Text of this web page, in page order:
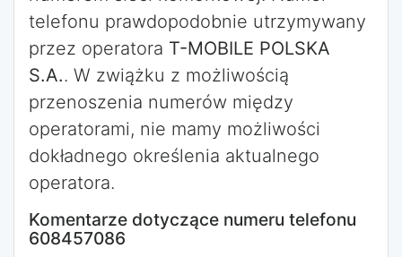
telefonu prawdopodobnie utrzymywany
przez operatora T-MOBILE POLSKA
S.A.. W zwiążku z możliwością
przenoszenia numerów między
operatorami, nie mamy możliwości
dokładnego określenia aktualnego
operatora.
Komentarze dotyczące numeru telefonu
608457086